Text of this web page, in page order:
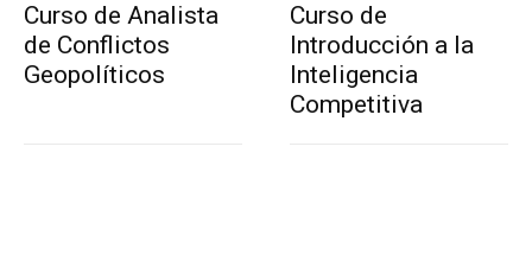
Curso de Analista
de Conflictos
Geopolíticos
Curso de
Introducción a la
Inteligencia
Competitiva